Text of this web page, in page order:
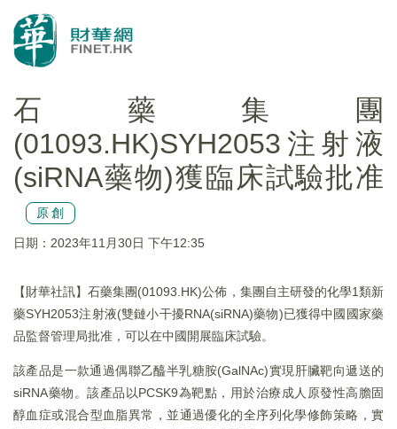
石藥集團
(01093.HK)SYH2053注射液
(siRNA藥物)獲臨床試驗批准
原創
日期：2023年11月30日 下午12:35
【財華社訊】石藥集團(01093.HK)公佈，集團自主研發的化學1類新
藥SYH2053注射液(雙鏈小干擾RNA(siRNA)藥物)已獲得中國國家藥
品監督管理局批准，可以在中國開展臨床試驗。
該產品是一款通過偶聯乙醯半乳糖胺(GalNAc)實現肝臟靶向遞送的
siRNA藥物。該產品以PCSK9為靶點，用於治療成人原發性高膽固
醇血症或混合型血脂異常，並通過優化的全序列化學修飾策略，實